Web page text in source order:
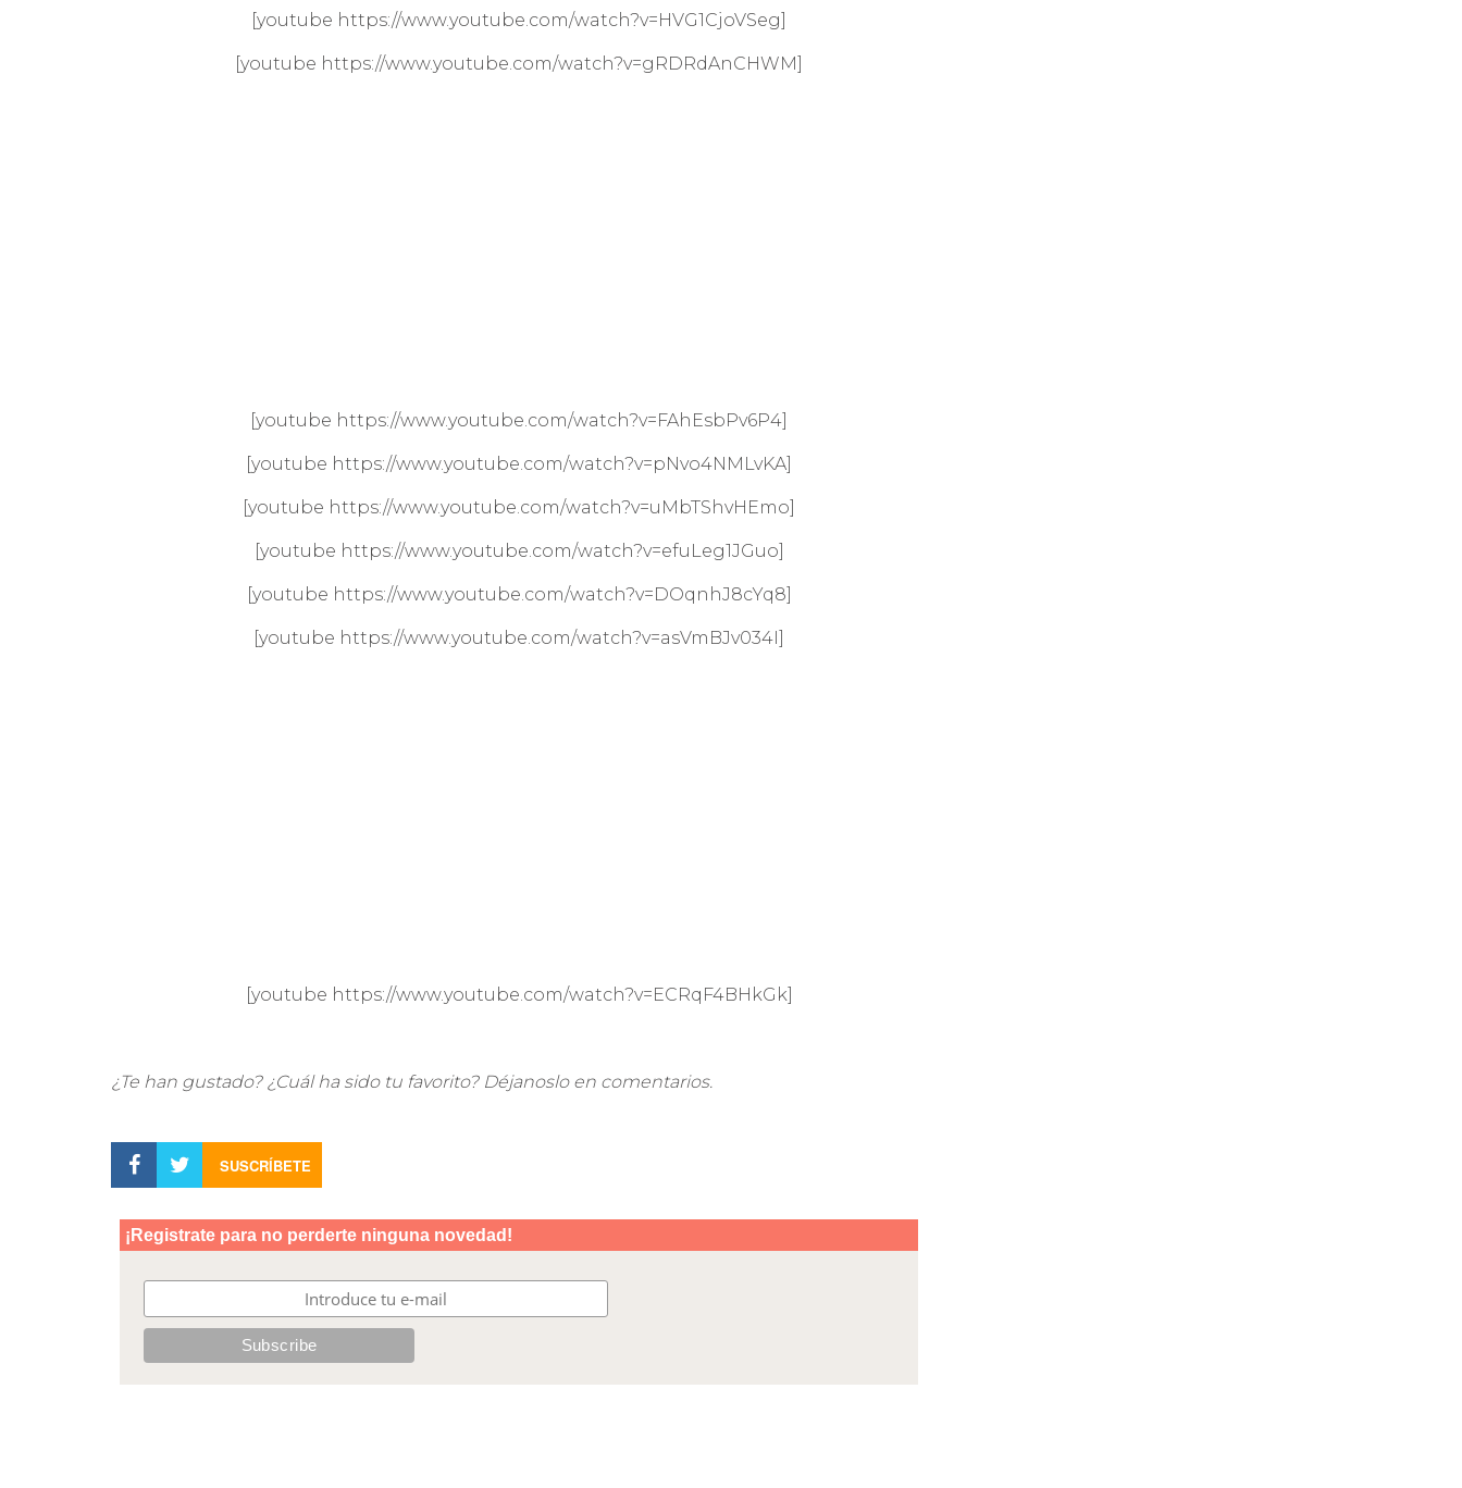
[youtube https://www.youtube.com/watch?v=HVG1CjoVSeg]
[youtube https://www.youtube.com/watch?v=gRDRdAnCHWM]
[youtube https://www.youtube.com/watch?v=FAhEsbPv6P4]
[youtube https://www.youtube.com/watch?v=pNvo4NMLvKA]
[youtube https://www.youtube.com/watch?v=uMbTShvHEmo]
[youtube https://www.youtube.com/watch?v=efuLeg1JGuo]
[youtube https://www.youtube.com/watch?v=DOqnhJ8cYq8]
[youtube https://www.youtube.com/watch?v=asVmBJv034I]
[youtube https://www.youtube.com/watch?v=ECRqF4BHkGk]
¿Te han gustado? ¿Cuál ha sido tu favorito? Déjanoslo en comentarios.
SUSCRÍBETE